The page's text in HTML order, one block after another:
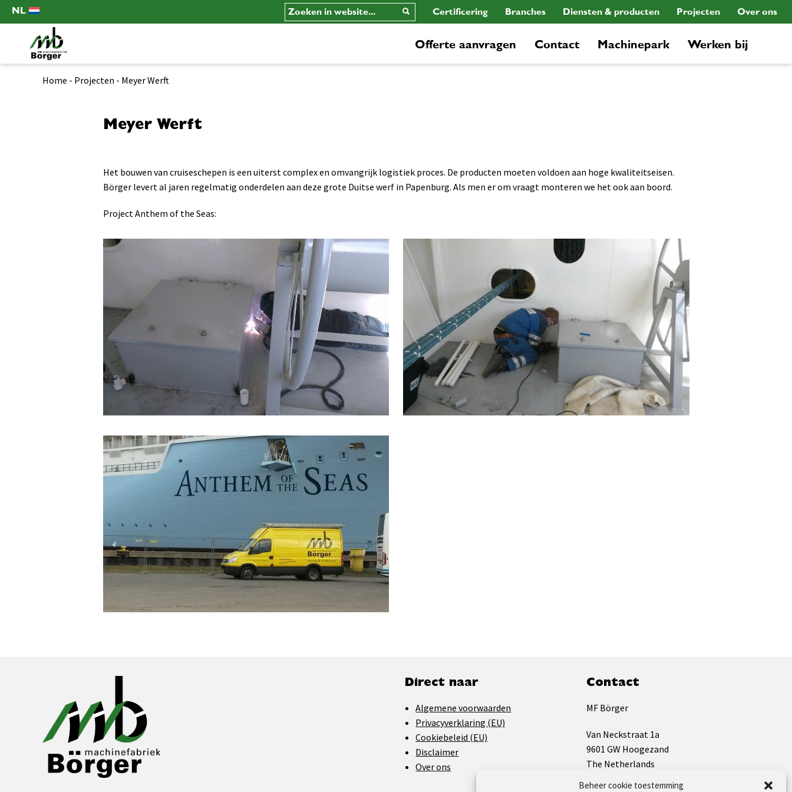
Beheer cookie toestemming
NL Certificering Branches Diensten & producten Projecten Over ons
Offerte aanvragen Contact Machinepark Werken bij
Home - Projecten - Meyer Werft
Meyer Werft
Het bouwen van cruiseschepen is een uiterst complex en omvangrijk logistiek proces. De producten moeten voldoen aan hoge kwaliteitseisen.
Börger levert al jaren regelmatig onderdelen aan deze grote Duitse werf in Papenburg. Als men er om vraagt monteren we het ook aan boord.
Project Anthem of the Seas:
Direct naar
Algemene voorwaarden
Privacyverklaring (EU)
Cookiebeleid (EU)
Disclaimer
Over ons
Contact
MF Börger
Van Neckstraat 1a
9601 GW Hoogezand
The Netherlands